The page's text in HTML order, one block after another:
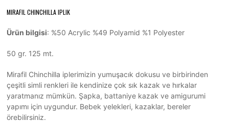
MIRAFIL CHINCHILLA IPLIK
Ürün bilgisi: %50 Acrylic %49 Polyamid %1 Polyester
50 gr. 125 mt.
Mirafil Chinchilla iplerimizin yumuşacık dokusu ve birbirinden
çeşitli simli renkleri ile kendinize çok sık kazak ve hırkalar
yaratmanız mümkün. Şapka, battaniye kazak ve amigurumi
yapımı için uygundur. Bebek yelekleri, kazaklar, bereler
örebilirsiniz.